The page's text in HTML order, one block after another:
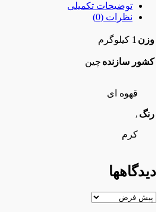
توضیحات تکمیلی
نظرات (0)
وزن 1 کیلوگرم
کشور سازنده چین
رنگ
قهوه ای
,
کرم
دیدگاهها